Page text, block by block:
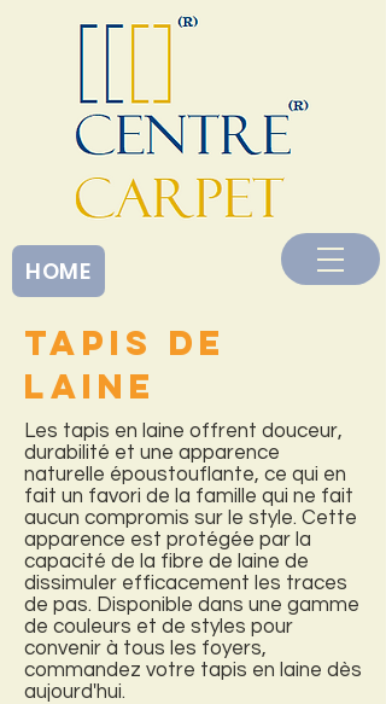
HOME
Tapis de
laine
Les tapis en laine offrent douceur,
durabilité et une apparence
naturelle époustouflante, ce qui en
fait un favori de la famille qui ne fait
aucun compromis sur le style. Cette
apparence est protégée par la
capacité de la fibre de laine de
dissimuler efficacement les traces
de pas. Disponible dans une gamme
de couleurs et de styles pour
convenir à tous les foyers,
commandez votre tapis en laine dès
aujourd'hui.